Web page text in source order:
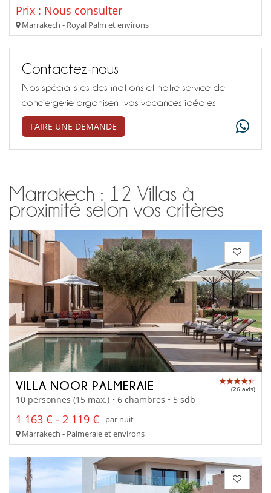
Prix : Nous consulter
Marrakech - Royal Palm et environs
Contactez-nous
Nos spécialistes destinations et notre service de
conciergerie organisent vos vacances idéales
FAIRE UNE DEMANDE
Marrakech : 12 Villas à
proximité selon vos critères
VILLA NOOR PALMERAIE (26 avis)
10 personnes (15 max.) • 6 chambres • 5 sdb
1 163 € - 2 119 €
par nuit
Marrakech - Palmeraie et environs